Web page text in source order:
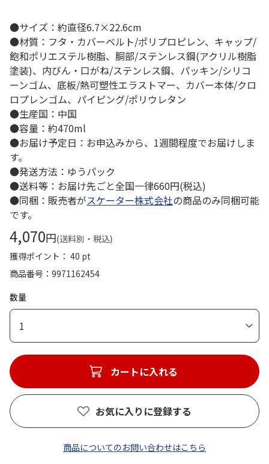
●サイズ：約直径6.7×22.6cm
●材質：フタ・カバーベルト/ポリプロピレン、キャップ/
飽和ポリエステル樹脂、胴部/ステンレス鋼(アクリル樹脂
塗装)、内びん・口がね/ステンレス鋼、パッキン/シリコ
ーンゴム、底板/熱可塑性エラストマー、カバー本体/クロ
ロプレンゴム、パイピング/ポリウレタン
●生産国：中国
●容量：約470ml
●お届け予定日：お申込みから、1週間程度でお届けしま
す。
●発送方法：ゆうパック
●送料等：お届け先ごと全国一律660円(税込)
●同梱：販売者がスケーター株式会社の商品のみ同梱可能
です。
4,070円(送料別・税込)
獲得ポイント： 40 pt
商品番号
9971162454
数量
1
カートに入れる
お気に入りに登録する
商品についてのお問い合わせはこちら